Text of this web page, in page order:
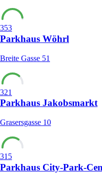
353
Parkhaus Wöhrl
Breite Gasse 51
321
Parkhaus Jakobsmarkt
Grasersgasse 10
315
Parkhaus City-Park-